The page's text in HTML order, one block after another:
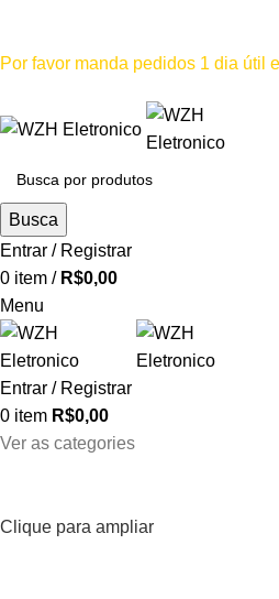
Por favor manda pedidos 1 dia útil
Busca
Entrar / Registrar
0 item / R$0,00
Menu
Entrar / Registrar
0 item R$0,00
Ver as categories
Clique para ampliar